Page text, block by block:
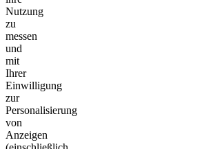
Nutzung
zu
messen
und
mit
Ihrer
Einwilligung
zur
Personalisierung
von
Anzeigen